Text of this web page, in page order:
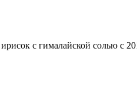
с гималайской солью с